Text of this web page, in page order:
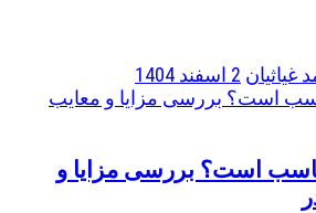
غیاثیان 2 اسفند 1404
مناسب است؟ بررسی مزایا و